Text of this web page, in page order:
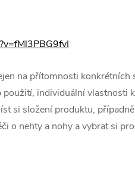
na přítomnosti konkrétních
individuální vlastnosti
si složení produktu,
o nehty a nohy a vybrat si